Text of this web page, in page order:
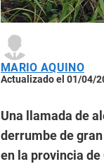
MARIO AQUINO
Actualizado el 01/04/
Una llamada de
derrumbe de
en la provincia de